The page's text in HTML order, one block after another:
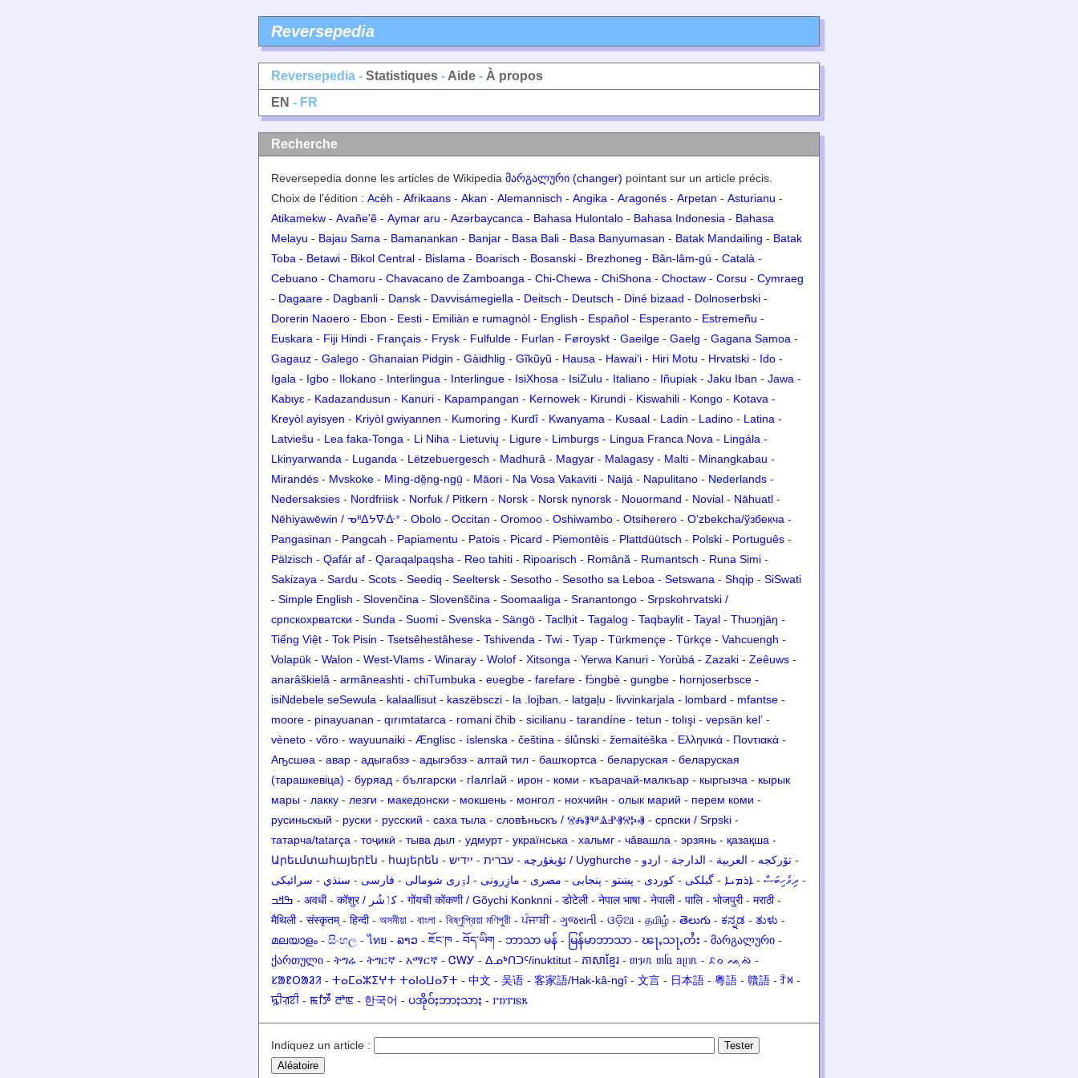
Reversepedia
Reversepedia - Statistiques - Aide - À propos
EN - FR
Recherche
Reversepedia donne les articles de Wikipedia მარგალური (changer) pointant sur un article précis.
Choix de l'édition : Acèh - Afrikaans - Akan - Alemannisch - Angika - Aragonés - Arpetan - Asturianu -
Atikamekw - Avañe'ẽ - Aymar aru - Azərbaycanca - Bahasa Hulontalo - Bahasa Indonesia - Bahasa
Melayu - Bajau Sama - Bamanankan - Banjar - Basa Bali - Basa Banyumasan - Batak Mandailing - Batak
Toba - Betawi - Bikol Central - Bislama - Boarisch - Bosanski - Brezhoneg - Bân-lâm-gú - Català -
Cebuano - Chamoru - Chavacano de Zamboanga - Chi-Chewa - ChiShona - Choctaw - Corsu - Cymraeg
- Dagaare - Dagbanli - Dansk - Davvisámegiella - Deitsch - Deutsch - Diné bizaad - Dolnoserbski -
Dorerin Naoero - Ebon - Eesti - Emiliàn e rumagnòl - English - Español - Esperanto - Estremeñu -
Euskara - Fiji Hindi - Français - Frysk - Fulfulde - Furlan - Føroyskt - Gaeilge - Gaelg - Gagana Samoa -
Gagauz - Galego - Ghanaian Pidgin - Gàidhlig - Gĩkũyũ - Hausa - Hawaiʻi - Hiri Motu - Hrvatski - Ido -
Igala - Igbo - Ilokano - Interlingua - Interlingue - IsiXhosa - IsiZulu - Italiano - Iñupiak - Jaku Iban - Jawa -
Kabɩyɛ - Kadazandusun - Kanuri - Kapampangan - Kernowek - Kirundi - Kiswahili - Kongo - Kotava -
Kreyòl ayisyen - Kriyòl gwiyannen - Kumoring - Kurdî - Kwanyama - Kʋsaal - Ladin - Ladino - Latina -
Latviešu - Lea faka-Tonga - Li Niha - Lietuvių - Ligure - Limburgs - Lingua Franca Nova - Lingála -
Lkinyarwanda - Luganda - Lëtzebuergesch - Madhurâ - Magyar - Malagasy - Malti - Minangkabau -
Mirandés - Mvskoke - Mìng-dĕ̤ng-ngṳ̄ - Māori - Na Vosa Vakaviti - Naijá - Napulitano - Nederlands -
Nedersaksies - Nordfriisk - Norfuk / Pitkern - Norsk - Norsk nynorsk - Nouormand - Novial - Nāhuatl -
Nēhiyawēwin / ᓀᐦᐃᔭᐍᐏᐣ - Obolo - Occitan - Oromoo - Oshiwambo - Otsiherero - Oʻzbekcha/ўзбекча -
Pangasinan - Pangcah - Papiamentu - Patois - Picard - Piemontèis - Plattdüütsch - Polski - Português -
Pälzisch - Qafár af - Qaraqalpaqsha - Reo tahiti - Ripoarisch - Română - Rumantsch - Runa Simi -
Sakizaya - Sardu - Scots - Seediq - Seeltersk - Sesotho - Sesotho sa Leboa - Setswana - Shqip - SiSwati
- Simple English - Slovenčina - Slovenščina - Soomaaliga - Sranantongo - Srpskohrvatski /
српскохрватски - Sunda - Suomi - Svenska - Sängö - Taclḥit - Tagalog - Taqbaylit - Tayal - Thuɔŋjäŋ -
Tiếng Việt - Tok Pisin - Tsetsêhestâhese - Tshivenda - Twi - Tyap - Türkmençe - Türkçe - Vahcuengh -
Volapük - Walon - West-Vlams - Winaray - Wolof - Xitsonga - Yerwa Kanuri - Yorùbá - Zazaki - Zeêuws -
anarâškielâ - armãneashti - chiTumbuka - eʋegbe - farefare - fɔ̀ngbè - gungbe - hornjoserbsce -
isiNdebele seSewula - kalaallisut - kaszëbsczi - la .lojban. - latgaļu - livvinkarjala - lombard - mfantse -
moore - pinayuanan - qırımtatarca - romani čhib - sicilianu - tarandíne - tetun - tolışi - vepsän kel’ -
vèneto - võro - wayuunaiki - Ænglisc - íslenska - čeština - ślůnski - žemaitėška - Ελληνικά - Ποντιακά -
Аҧсшәа - авар - адыгабзэ - адыгэбзэ - алтай тил - башҡортса - беларуская - беларуская
(тарашкевіца) - буряад - български - гӀалгӀай - ирон - коми - къарачай-малкъар - кыргызча - кырык
мары - лакку - лезги - македонски - мокшень - монгол - нохчийн - олык марий - перем коми -
русиньскый - руски - русский - саха тыла - словѣньскъ / ⰔⰎⰑⰂⰡⰐⰠⰔⰍⰟ - српски / Srpski -
татарча/tatarça - тоҷикӣ - тыва дыл - удмурт- українська - хальмг - чӑвашла - эрзянь - қазақша -
Արեւմտահայերէն - հայերեն - ייִדיש - עברית - ئۇيغۇرچە / Uyghurche - اردو - الدارجة - العربية - تۆرکجه -
سرائیکی - سنڌي - فارسی - لۊری شومالی - مازِرونی - مصرى - پنجابی - پښتو - کوردی - گیلکی - ܐܪܡܝܐ - ދިވެހިބަސް -
ߒߞߏ - अवधी- कॉशुर / کٲشُر - गोंयची कोंकणी / Gõychi Konknni - डोटेली- नेपाल भाषा- नेपाली- पालि- भोजपुरी- मराठी-
मैथिली- संस्कृतम्- हिन्दी- অসমীয়া - বাংলা - বিষ্ণুপ্রিয়া মণিপুরী -ਪੰਜਾਬੀ- ગુજરાતી - ଓଡ଼ିଆ - தமிழ் - తెలుగు - ಕನ್ನಡ - ತುಳು -
മലയാളം - සිංහල -ไทย - ລາວ - ཇོང་ཁ - བོད་ཡིག - ဘာသာ မန် - မြန်မာဘာသာ - ၽႃႇသႃႇတႆး - მარგალური -
ქართული - ትግሬ - ትግርኛ - አማርኛ - ᏣᎳᎩ - ᐃᓄᒃᑎᑐᑦ/inuktitut - ភាសាខ្មែរ - ᥖᥭᥰ ᥖᥬᥲ ᥑᥨᥒᥰ - ᨅᨔ ᨕᨘᨁᨗ -
ᱥᱟᱱᱛᱟᱲᱤ - ⵜⴰⵎⴰⵣⵉⵖⵜ ⵜⴰⵏⴰⵡⴰⵢⵜ - 中文 - 吴语 - 客家語/Hak-kâ-ngî - 文言 - 日本語 - 粵語 - 贛語 - ꆇꉙ -
ꠍꠤꠟꠐꠤ - ꯃꯤꯇꯩ ꯂꯣꯟ - 한국어 - ပအိုဝ်ႏဘာႏသာႏ - 𐌲𐌿𐍄𐌹𐍃𐌺
Indiquez un article :